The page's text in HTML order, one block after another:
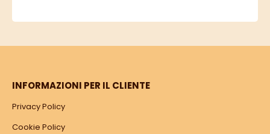
INFORMAZIONI PER IL CLIENTE
Privacy Policy
Cookie Policy